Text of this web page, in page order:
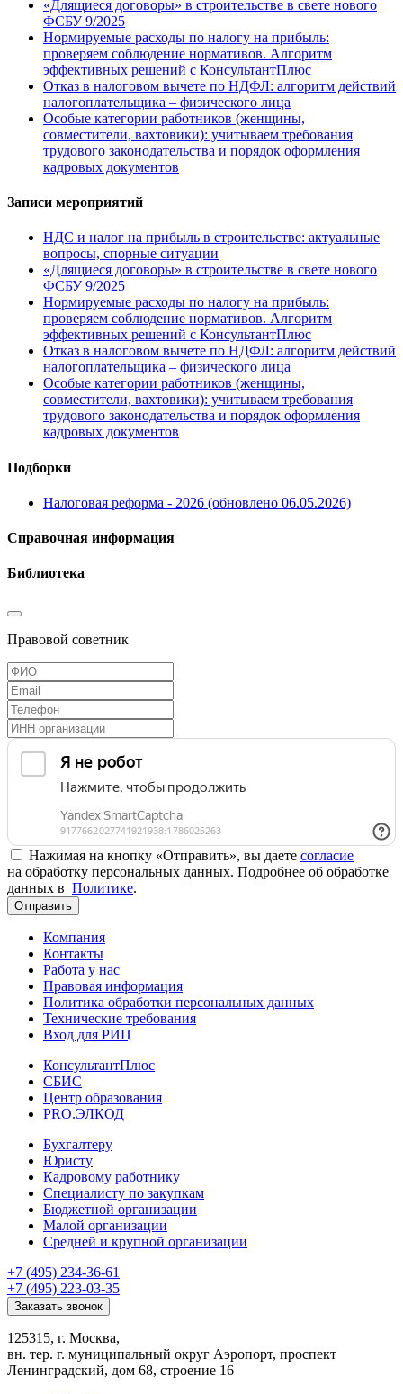
«Длящиеся договоры» в строительстве в свете нового
ФСБУ 9/2025
Нормируемые расходы по налогу на прибыль:
проверяем соблюдение нормативов. Алгоритм
эффективных решений с КонсультантПлюс
Отказ в налоговом вычете по НДФЛ: алгоритм действий
налогоплательщика – физического лица
Особые категории работников (женщины,
совместители, вахтовики): учитываем требования
трудового законодательства и порядок оформления
кадровых документов
Записи мероприятий
НДС и налог на прибыль в строительстве: актуальные
вопросы, спорные ситуации
«Длящиеся договоры» в строительстве в свете нового
ФСБУ 9/2025
Нормируемые расходы по налогу на прибыль:
проверяем соблюдение нормативов. Алгоритм
эффективных решений с КонсультантПлюс
Отказ в налоговом вычете по НДФЛ: алгоритм действий
налогоплательщика – физического лица
Особые категории работников (женщины,
совместители, вахтовики): учитываем требования
трудового законодательства и порядок оформления
кадровых документов
Подборки
Налоговая реформа - 2026 (обновлено 06.05.2026)
Справочная информация
Библиотека
Правовой советник
Нажимая на кнопку «Отправить», вы даете согласие
на обработку персональных данных. Подробнее об обработке
данных в Политике.
Отправить
Компания
Контакты
Работа у нас
Правовая информация
Политика обработки персональных данных
Технические требования
Вход для РИЦ
КонсультантПлюс
СБИС
Центр образования
PRO.ЭЛКОД
Бухгалтеру
Юристу
Кадровому работнику
Специалисту по закупкам
Бюджетной организации
Малой организации
Средней и крупной организации
+7 (495) 234-36-61
+7 (495) 223-03-35
Заказать звонок
125315, г. Москва,
вн. тер. г. муниципальный округ Аэропорт, проспект
Ленинградский, дом 68, строение 16